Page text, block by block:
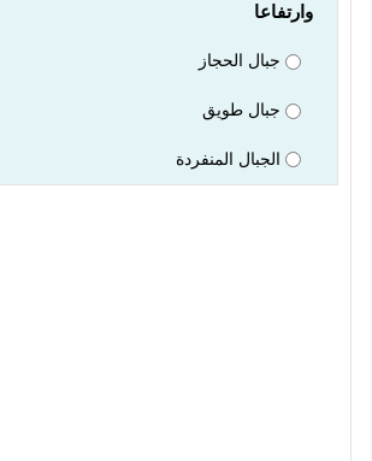
وارتفاعا
جبال الحجاز
جبال طويق
الجبال المنفردة